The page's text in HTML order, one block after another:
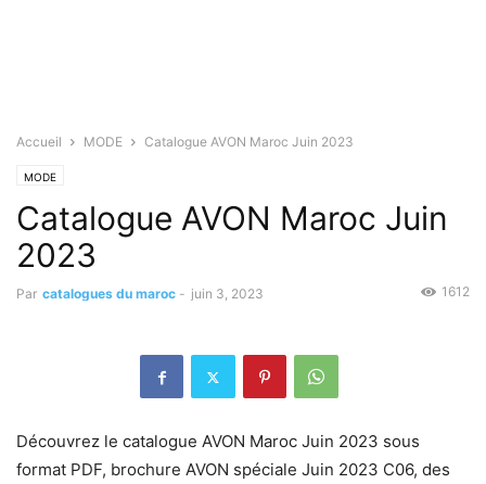
Accueil MODE Catalogue AVON Maroc Juin 2023
MODE
Catalogue AVON Maroc Juin
2023
Par catalogues du maroc - juin 3, 2023 1612
Découvrez le catalogue AVON Maroc Juin 2023 sous
format PDF, brochure AVON spéciale Juin 2023 C06, des